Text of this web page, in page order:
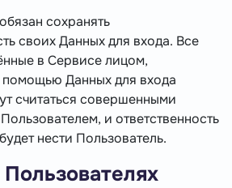
сохранять
своих Данных для входа. Все
в Сервисе лицом,
Данных для входа
считаться совершенными
и ответственность
нести Пользователь.